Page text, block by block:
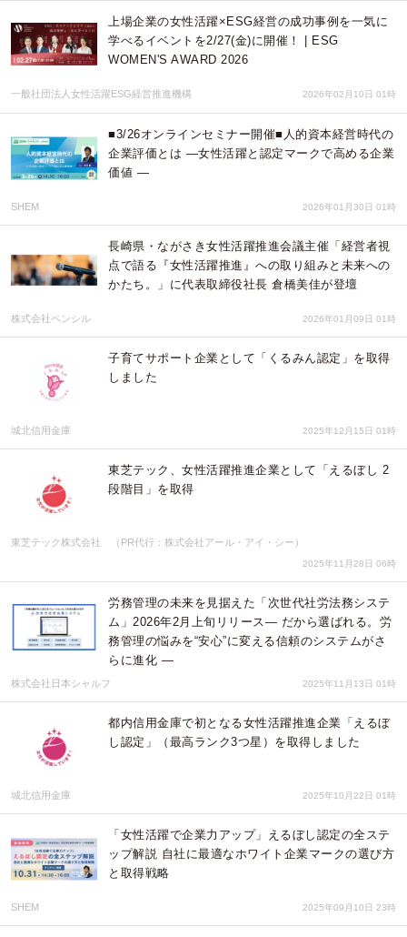
上場企業の女性活躍×ESG経営の成功事例を一気に
学べるイベントを2/27(金)に開催！ | ESG
WOMEN'S AWARD 2026
一般社団法人女性活躍ESG経営推進機構 2026年02月10日 01時
■3/26オンラインセミナー開催■人的資本経営時代の
企業評価とは ―女性活躍と認定マークで高める企業
価値 ―
SHEM 2026年01月30日 01時
長崎県・ながさき女性活躍推進会議主催「経営者視
点で語る『女性活躍推進』への取り組みと未来への
かたち。」に代表取締役社長 倉橋美佳が登壇
株式会社ペンシル 2026年01月09日 01時
子育てサポート企業として「くるみん認定」を取得
しました
城北信用金庫 2025年12月15日 01時
東芝テック、女性活躍推進企業として「えるぼし 2
段階目」を取得
東芝テック株式会社 （PR代行：株式会社アール・アイ・シー）
2025年11月28日 06時
労務管理の未来を見据えた「次世代社労法務システ
ム」2026年2月上旬リリース― だから選ばれる。労
務管理の悩みを“安心”に変える信頼のシステムがさ
らに進化 ―
株式会社日本シャルフ 2025年11月13日 01時
都内信用金庫で初となる女性活躍推進企業「えるぼ
し認定」（最高ランク3つ星）を取得しました
城北信用金庫 2025年10月22日 01時
「女性活躍で企業力アップ」えるぼし認定の全ステ
ップ解説 自社に最適なホワイト企業マークの選び方
と取得戦略
SHEM 2025年09月10日 23時